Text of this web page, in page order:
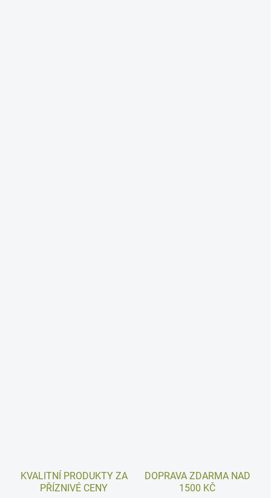
KVALITNÍ PRODUKTY ZA
PŘÍZNIVÉ CENY
DOPRAVA ZDARMA NAD
1500 KČ